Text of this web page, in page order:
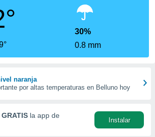
30%
0.8 mm
naranja
por altas temperaturas en Belluno hoy
GRATIS la app de
Instalar